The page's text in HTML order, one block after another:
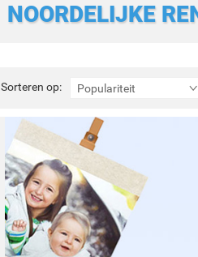
NOORDELIJKE
Sorteren op: Populariteit
Sorteren
op: